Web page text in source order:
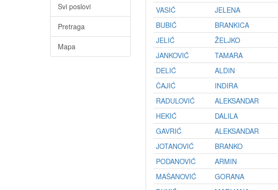
Svi poslovi
Pretraga
Mapa
VASIĆ
JELENA
BUBIĆ
BRANKICA
JELIĆ
ŽELJKO
JANKOVIĆ
TAMARA
DELIĆ
ALDIN
ČAJIĆ
INDIRA
RADULOVIĆ
ALEKSANDAR
HEKIĆ
DALILA
GAVRIĆ
ALEKSANDAR
JOTANOVIĆ
BRANKO
PODANOVIĆ
ARMIN
MAŠANOVIĆ
GORANA